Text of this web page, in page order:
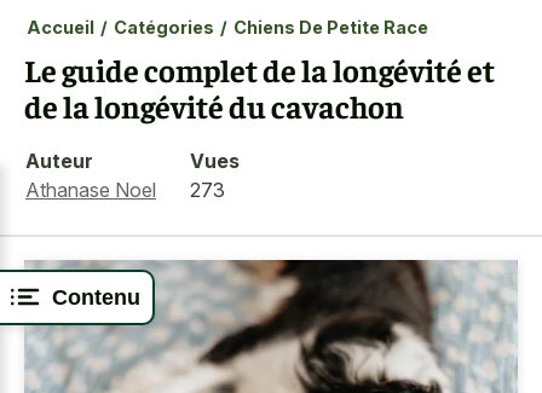
Contenu
Accueil / Catégories / Chiens De Petite Race
Le guide complet de la longévité et
de la longévité du cavachon
Auteur
Athanase Noel
Vues
273